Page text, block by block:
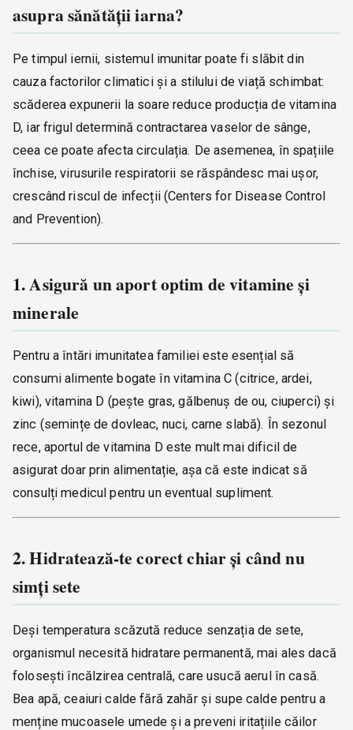
asupra sănătății iarna?
Pe timpul iernii, sistemul imunitar poate fi slăbit din
cauza factorilor climatici și a stilului de viață schimbat:
scăderea expunerii la soare reduce producția de vitamina
D, iar frigul determină contractarea vaselor de sânge,
ceea ce poate afecta circulația. De asemenea, în spațiile
închise, virusurile respiratorii se răspândesc mai ușor,
crescând riscul de infecții (Centers for Disease Control
and Prevention).
1. Asigură un aport optim de vitamine și
minerale
Pentru a întări imunitatea familiei este esențial să
consumi alimente bogate în vitamina C (citrice, ardei,
kiwi), vitamina D (pește gras, gălbenuș de ou, ciuperci) și
zinc (semințe de dovleac, nuci, carne slabă). În sezonul
rece, aportul de vitamina D este mult mai dificil de
asigurat doar prin alimentație, așa că este indicat să
consulți medicul pentru un eventual supliment.
2. Hidratează-te corect chiar și când nu
simți sete
Deși temperatura scăzută reduce senzația de sete,
organismul necesită hidratare permanentă, mai ales dacă
folosești încălzirea centrală, care usucă aerul în casă.
Bea apă, ceaiuri calde fără zahăr și supe calde pentru a
menține mucoasele umede și a preveni iritațiile căilor